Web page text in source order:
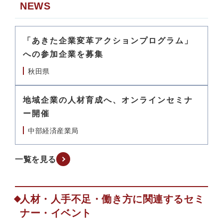
NEWS
「あきた企業変革アクションプログラム」
への参加企業を募集
秋田県
地域企業の人材育成へ、オンラインセミナ
ー開催
中部経済産業局
一覧を見る
人材・人手不足・働き方に関連するセミ
ナー・イベント